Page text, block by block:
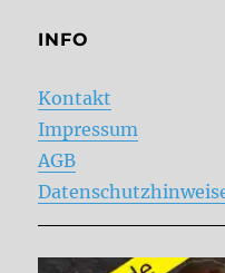
INFO
Kontakt
Impressum
AGB